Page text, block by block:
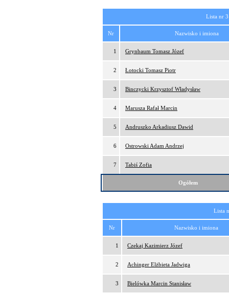
Lista nr
Nr Nazwisko i imiona
1 Grynbaum Tomasz Józef
2 Łotocki Tomasz Piotr
3 Binczycki Krzysztof Władysław
4 Marusza Rafał Marcin
5 Andruszko Arkadiusz Dawid
6 Ostrowski Adam Andrzej
7 Tabiś Zofia
Ogółem
Lista
Nr Nazwisko i imiona
1 Czekaj Kazimierz Józef
2 Achinger Elżbieta Jadwiga
3 Bielówka Marcin Stanisław